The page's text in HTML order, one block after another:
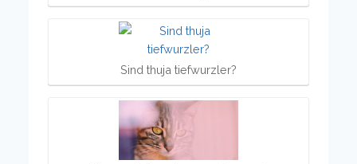
Sind thuja tiefwurzler?